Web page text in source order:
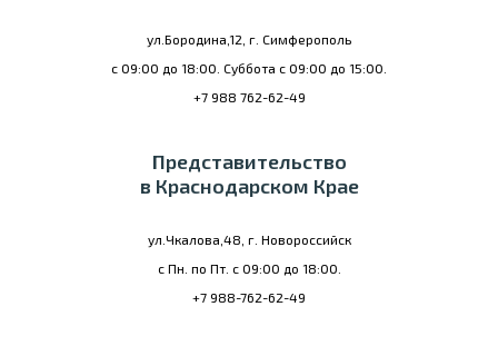
ул.Бородина,12, г. Симферополь
с 09:00 до 18:00. Суббота с 09:00 до 15:00.
+7 988 762-62-49
Представительство
в Краснодарском Крае
ул.Чкалова,48, г. Новороссийск
с Пн. по Пт. с 09:00 до 18:00.
+7 988-762-62-49